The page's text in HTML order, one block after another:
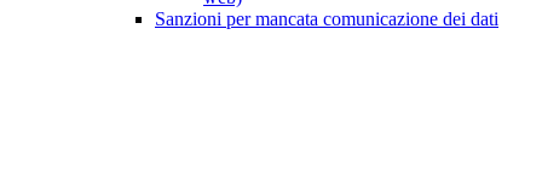
Sanzioni per mancata comunicazione dei dati